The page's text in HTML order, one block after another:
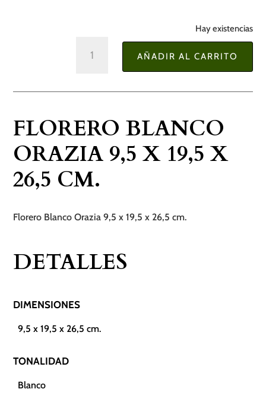
Hay existencias
Blanco
9,5
19,5
x
26,5
cm.
AÑADIR AL CARRITO
FLORERO BLANCO
ORAZIA 9,5 X 19,5 X
26,5 CM.
Florero Blanco Orazia 9,5 x 19,5 x 26,5 cm.
DETALLES
DIMENSIONES
9,5 x 19,5 x 26,5 cm.
TONALIDAD
Blanco